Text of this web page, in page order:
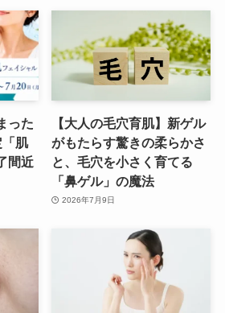
った
肌
間近
【大人の毛穴育肌】新ゲル
がもたらす驚きの柔らかさ
と、毛穴を小さく育てる
「鼻ゲル」の魔法
2026年7月9日